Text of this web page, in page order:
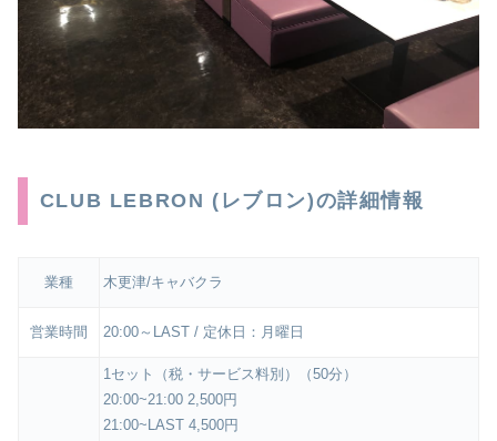
CLUB LEBRON (レブロン)の詳細情報
業種 木更津/キャバクラ
営業時間 20:00～LAST / 定休日：月曜日
1セット（税・サービス料別）（50分）
20:00~21:00 2,500円
21:00~LAST 4,500円